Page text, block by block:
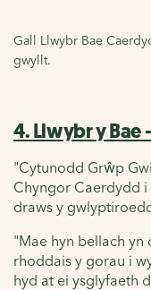
Gall Llwybr Bae
gwyllt.
4. Llwybr y Bae
"Cytunodd Grŵp
Chyngor Caerdydd
draws y
"Mae hyn bellach yn
rhoddais y gorau i
hyd at ei ysglyfaeth